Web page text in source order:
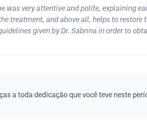
was very attentive and polite, explaining
treatment, and above all, helps to restore
given by Dr. Sabrina in order to
a toda dedicação que você teve neste